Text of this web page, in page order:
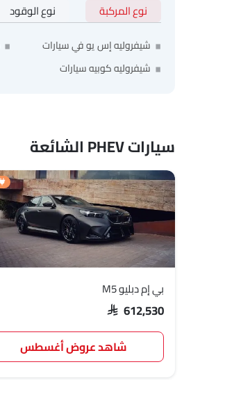
نوع المركبة نوع الوقود
شيفروليه إس يو في سيارات
شيفروليه كوبيه سيارات
سيارات PHEV الشائعة
بي إم دبليو M5
SAR 612,530
شاهد عروض أغسطس